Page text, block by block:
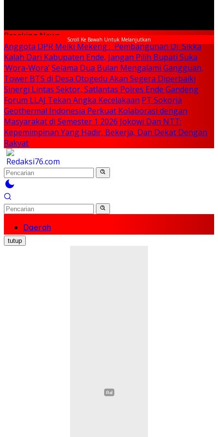
Scroll Ke Bawah Untuk Melanjutkan
Breaking News
Anggota DPR Melki Mekeng : Pembangunan Di Sikka
Kalah Dari Kabupaten Ende, Jangan Pilih Bupati Suka
‘Wora-Wora’Selama Dua Bulan Mengalami Gangguan,
Tower BTS di Desa Otogedu Akan Segera Diperbaiki
Sinergi Lintas Sektor, Satlantas Polres Ende Gandeng
Forum LLAJ Tekan Angka Kecelakaan PT Sokoria
Geothermal Indonesia Perkuat Kolaborasi dengan
Masyarakat di Semester 1 2026 Jokowi Dan NTT:
Kepemimpinan Yang Hadir, Bekerja, Dan Dekat Dengan
Rakyat
Daerah
Nasional
Politik
tutup